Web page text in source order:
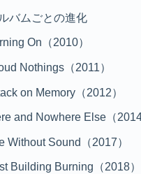
バムごとの進化
On（2010）
Nothings（2011）
on Memory（2012）
and Nowhere Else（2014
Without Sound（2017）
Building Burning（2018）